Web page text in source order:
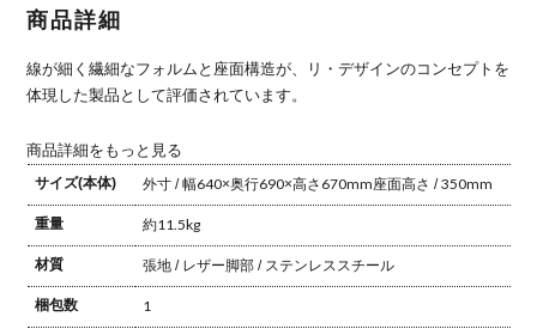
商品詳細
線が細く繊細なフォルムと座面構造が、リ・デザインのコンセプトを
体現した製品として評価されています。
商品詳細をもっと見る
サイズ(本体)
外寸 / 幅640×奥行690×高さ670mm座面高さ / 350mm
重量 約11.5kg
材質 張地 / レザー脚部 / ステンレススチール
梱包数 1